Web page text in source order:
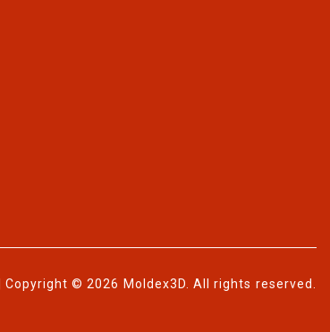
| Copyright © 2026 Moldex3D. All rights reserved.